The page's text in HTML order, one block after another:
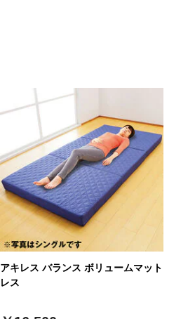
アキレス バランス ボリュームマット
レス